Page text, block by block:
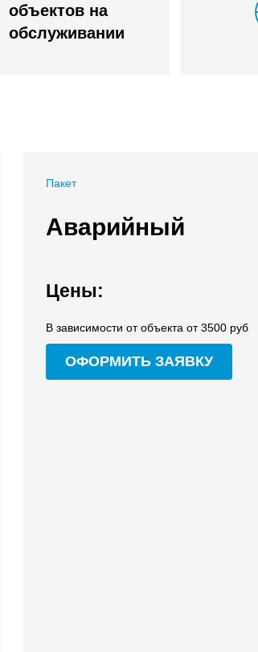
объектов на
обслуживании
Пакет
Аварийный
Цены:
В зависимости от объекта от 3500 руб
ОФОРМИТЬ ЗАЯВКУ